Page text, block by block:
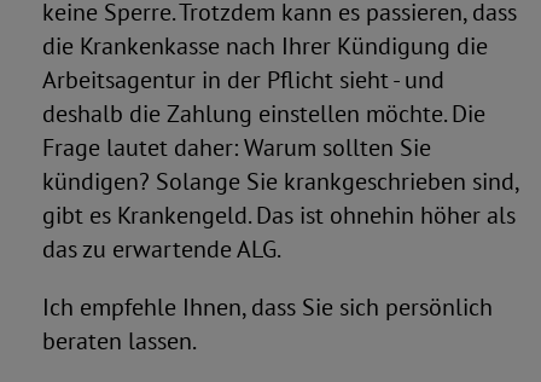
keine Sperre. Trotzdem kann es passieren, dass
die Krankenkasse nach Ihrer Kündigung die
Arbeitsagentur in der Pflicht sieht - und
deshalb die Zahlung einstellen möchte. Die
Frage lautet daher: Warum sollten Sie
kündigen? Solange Sie krankgeschrieben sind,
gibt es Krankengeld. Das ist ohnehin höher als
das zu erwartende ALG.
Ich empfehle Ihnen, dass Sie sich persönlich
beraten lassen.